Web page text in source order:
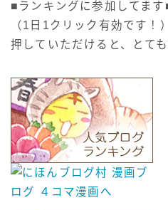
■ランキングに参加してます
（1日1クリック有効です！）
押していただけると、とて